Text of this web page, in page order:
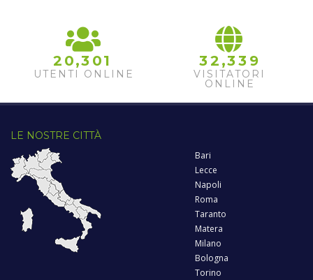
2 0,3 01
UTENTI ONLINE
32 ,33 9
VISITATORI
ONLINE
LE NOSTRE CITTÀ
Bari
Lecce
Napoli
Roma
Taranto
Matera
Milano
Bologna
Torino